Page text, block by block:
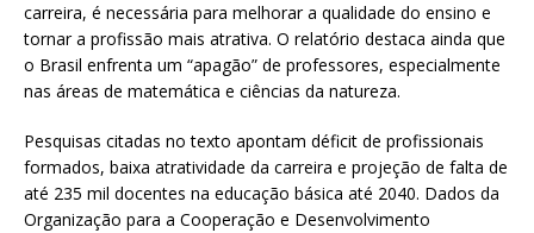
carreira, é necessária para melhorar a qualidade do ensino e
tornar a profissão mais atrativa. O relatório destaca ainda que
o Brasil enfrenta um “apagão” de professores, especialmente
nas áreas de matemática e ciências da natureza.
Pesquisas citadas no texto apontam déficit de profissionais
formados, baixa atratividade da carreira e projeção de falta de
até 235 mil docentes na educação básica até 2040. Dados da
Organização para a Cooperação e Desenvolvimento